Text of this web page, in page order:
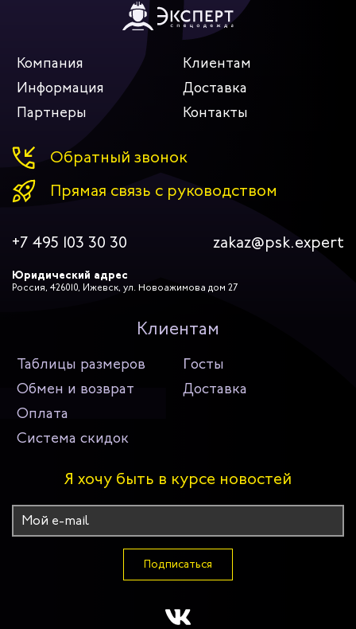
Компания
Клиентам
Информация
Доставка
Партнеры
Контакты
Обратный звонок
Прямая связь с руководством
+7 495 103 30 30 zakaz@psk.expert
Юридический адрес
Россия, 426010, Ижевск, ул. Новоажимова дом 27
Клиентам
Таблицы размеров
Госты
Обмен и возврат
Доставка
Оплата
Система скидок
Я хочу быть в курсе новостей
Подписаться